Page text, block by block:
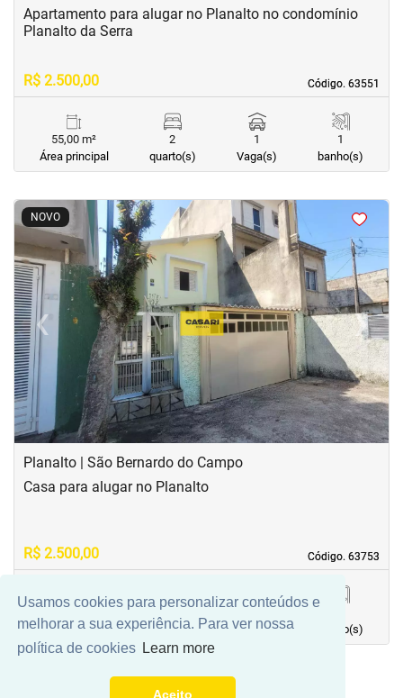
Usamos cookies para personalizar conteúdos e
melhorar a sua experiência. Para ver nossa
política de cookies Learn more
Aceito
Código. 63551
Código. 63551
Apartamento para alugar no Planalto no condomínio
Planalto da Serra
R$ 2.500,00
55,00 m²
Área principal
2
quarto(s)
1
Vaga(s)
1
banho(s)
NOVO
< <<<
‹Previous ›Next
Planalto | São Bernardo do Campo
Código. 63753
Código. 63753
Casa para alugar no Planalto
R$ 2.500,00
Área principal
quarto(s)
Vaga(s)
banho(s)